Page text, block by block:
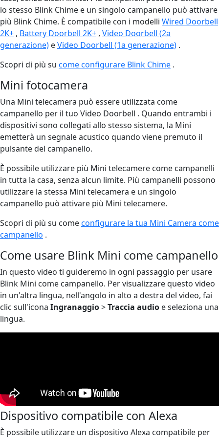
lo stesso Blink Chime e un singolo campanello può attivare
più Blink Chime. È compatibile con i modelli Wired Doorbell
2K+ , Battery Doorbell 2K+ , Video Doorbell (2a
generazione) eVideo Doorbell (1a generazione) .
Scopri di più su come configurare Blink Chime .
Mini fotocamera
Una Mini telecamera può essere utilizzata come
campanello per il tuo Video Doorbell . Quando entrambi i
dispositivi sono collegati allo stesso sistema, la Mini
emetterà un segnale acustico quando viene premuto il
pulsante del campanello.
È possibile utilizzare più Mini telecamere come campanelli
in tutta la casa, senza alcun limite. Più campanelli possono
utilizzare la stessa Mini telecamera e un singolo
campanello può attivare più Mini telecamere.
Scopri di più su comeconfigurare la tua Mini Camera come
campanello .
Come usare Blink Mini come campanello
In questo video ti guideremo in ogni passaggio per usare
Blink Mini come campanello. Per visualizzare questo video
in un'altra lingua, nell'angolo in alto a destra del video, fai
clic sull'icona Ingranaggio>Traccia audio e seleziona una
lingua.
Dispositivo compatibile con Alexa
È possibile utilizzare un dispositivo Alexa compatibile per